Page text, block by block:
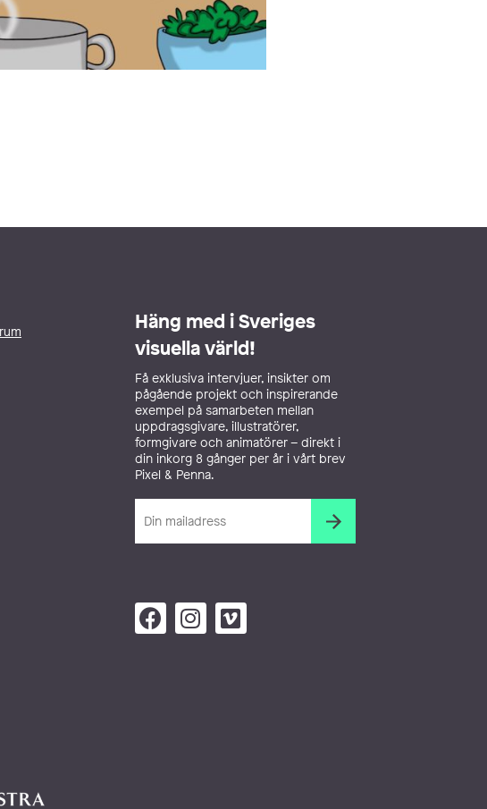
Häng med i Sveriges
visuella värld!
Få exklusiva intervjuer, insikter om
pågående projekt och inspirerande
exempel på samarbeten mellan
uppdragsgivare, illustratörer,
formgivare och animatörer – direkt i
din inkorg 8 gånger per år i vårt brev
Pixel & Penna.